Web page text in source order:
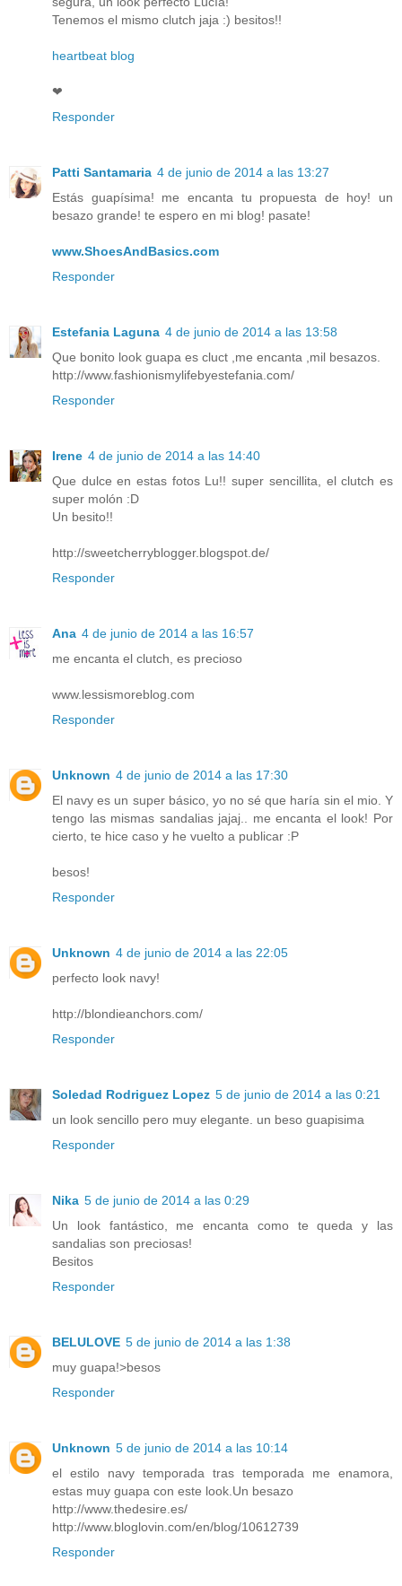
Tenemos el mismo clutch jaja :) besitos!!
heartbeat blog
❤
Responder
Patti Santamaria 4 de junio de 2014 a las 13:27
Estás guapísima! me encanta tu propuesta de hoy! un
besazo grande! te espero en mi blog! pasate!
www.ShoesAndBasics.com
Responder
Estefania Laguna 4 de junio de 2014 a las 13:58
Que bonito look guapa es cluct ,me encanta ,mil besazos.
http://www.fashionismylifebyestefania.com/
Responder
Irene 4 de junio de 2014 a las 14:40
Que dulce en estas fotos Lu!! super sencillita, el clutch es
super molón :D
Un besito!!
http://sweetcherryblogger.blogspot.de/
Responder
Ana 4 de junio de 2014 a las 16:57
me encanta el clutch, es precioso
www.lessismoreblog.com
Responder
Unknown 4 de junio de 2014 a las 17:30
El navy es un super básico, yo no sé que haría sin el mio. Y
tengo las mismas sandalias jajaj.. me encanta el look! Por
cierto, te hice caso y he vuelto a publicar :P
besos!
Responder
Unknown 4 de junio de 2014 a las 22:05
perfecto look navy!
http://blondieanchors.com/
Responder
Soledad Rodriguez Lopez 5 de junio de 2014 a las 0:21
un look sencillo pero muy elegante. un beso guapisima
Responder
Nika 5 de junio de 2014 a las 0:29
Un look fantástico, me encanta como te queda y las
sandalias son preciosas!
Besitos
Responder
BELULOVE 5 de junio de 2014 a las 1:38
muy guapa!>besos
Responder
Unknown 5 de junio de 2014 a las 10:14
el estilo navy temporada tras temporada me enamora,
estas muy guapa con este look.Un besazo
http://www.thedesire.es/
http://www.bloglovin.com/en/blog/10612739
Responder